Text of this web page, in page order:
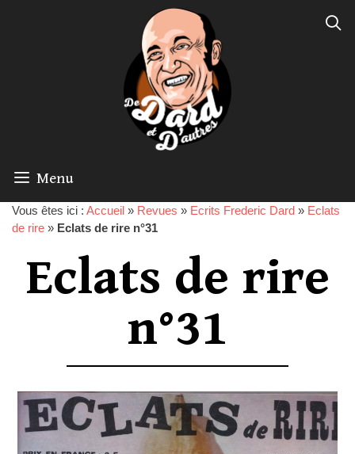
Menu
Vous êtes ici : Accueil » Revues » Ecrits Frederic Dard » Eclats
de rire » Eclats de rire n°31
Eclats de rire
n°31